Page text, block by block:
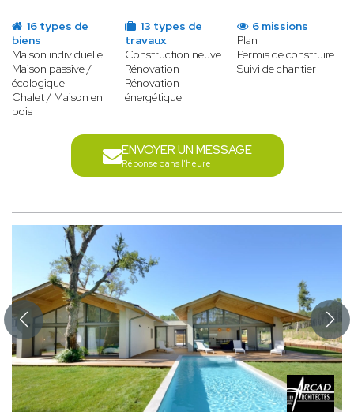
16 types de
biens
Maison individuelle
Maison passive /
écologique
Chalet / Maison en
bois
13 types de
travaux
Construction neuve
Rénovation
Rénovation
énergétique
6 missions
Plan
Permis de construire
Suivi de chantier
ENVOYER UN MESSAGE
Réponse dans l'heure